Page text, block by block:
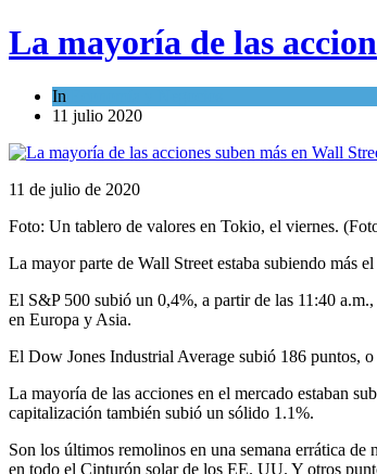
La mayoría de las
In
11 julio 2020
11 de julio de 2020
Foto: Un tablero de valores en Tokio, el viernes.
La mayor parte de Wall Street estaba subiendo más
El S&P 500 subió un 0,4%, a partir de las 11:40
en Europa y Asia.
El Dow Jones Industrial Average subió 186 puntos,
La mayoría de las acciones en el mercado estaban
capitalización también subió un sólido 1.1%.
Son los últimos remolinos en una semana errática
en todo el Cinturón solar de los EE. UU. Y otros